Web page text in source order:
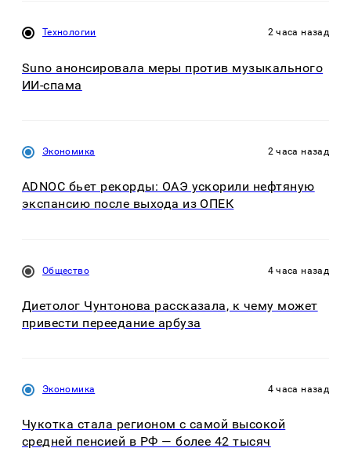
Технологии 2 часа назад
Suno анонсировала меры против музыкального
ИИ-спама
Экономика 2 часа назад
ADNOC бьет рекорды: ОАЭ ускорили нефтяную
экспансию после выхода из ОПЕК
Общество 4 часа назад
Диетолог Чунтонова рассказала, к чему может
привести переедание арбуза
Экономика 4 часа назад
Чукотка стала регионом с самой высокой
средней пенсией в РФ — более 42 тысяч